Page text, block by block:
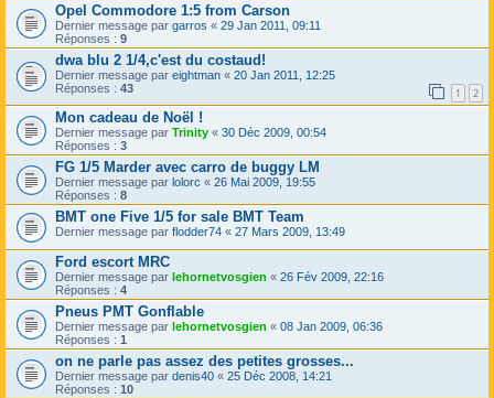
Opel Commodore 1:5 from Carson
Dernier message par garros « 29 Jan 2011, 09:11
Réponses : 9
dwa blu 2 1/4,c'est du costaud!
Dernier message par eightman « 20 Jan 2011, 12:25
Réponses : 43 1 2
Mon cadeau de Noël !
Dernier message par Trinity « 30 Déc 2009, 00:54
Réponses : 3
FG 1/5 Marder avec carro de buggy LM
Dernier message par lolorc « 26 Mai 2009, 19:55
Réponses : 8
BMT one Five 1/5 for sale BMT Team
Dernier message par flodder74 « 27 Mars 2009, 13:49
Ford escort MRC
Dernier message par lehornetvosgien « 26 Fév 2009, 22:16
Réponses : 4
Pneus PMT Gonflable
Dernier message par lehornetvosgien « 08 Jan 2009, 06:36
Réponses : 1
on ne parle pas assez des petites grosses...
Dernier message par denis40 « 25 Déc 2008, 14:21
Réponses : 10